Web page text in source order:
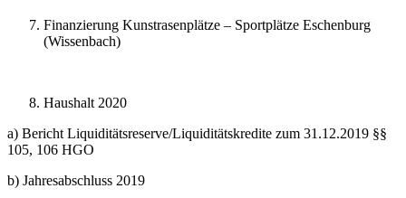
Finanzierung Kunstrasenplätze – Sportplätze Eschenburg
(Wissenbach)
Haushalt 2020
a) Bericht Liquiditätsreserve/Liquiditätskredite zum 31.12.2019 §§
105, 106 HGO
b) Jahresabschluss 2019